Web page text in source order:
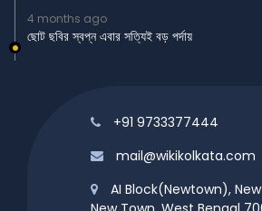
4 months ago
ছোট ছবির স্বপ্ন এবার সত্যিই বড় পর্দায়
+91 9733377444
mail@wikikolkata.com
AI Block(Newtown),